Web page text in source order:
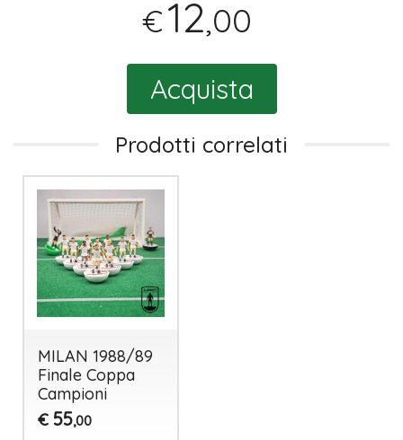
€12,00
Acquista
Prodotti correlati
MILAN 1988/89
Finale Coppa
Campioni
€ 55,00